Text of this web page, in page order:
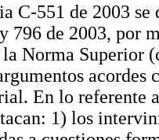
C-551 de 2003
796 de 2003, por
Norma Superior
En lo referente
1) los